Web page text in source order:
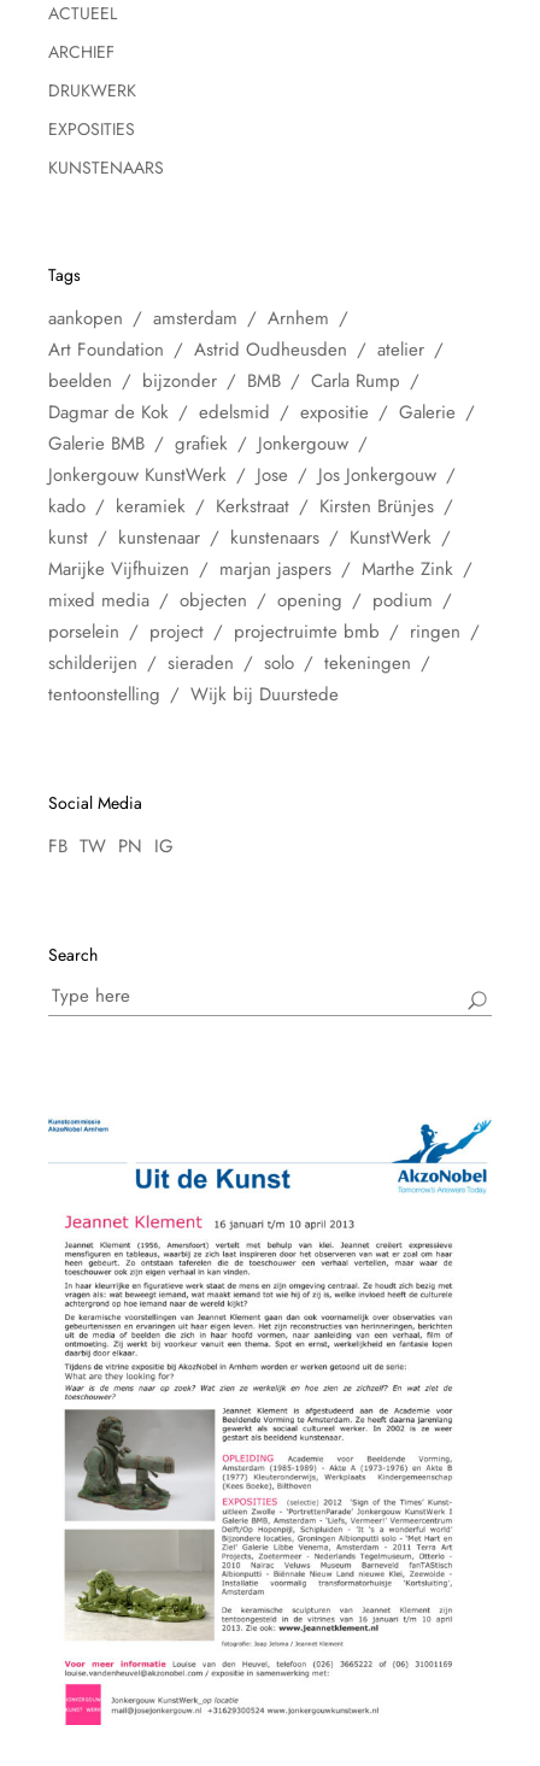
ACTUEEL
ARCHIEF
DRUKWERK
EXPOSITIES
KUNSTENAARS
Tags
aankopen amsterdam
Arnhem
Art Foundation
Astrid Oudheusden
atelier
beelden
bijzonder BMB
Carla Rump
Dagmar de Kok
edelsmid expositie
Galerie
Galerie BMB
grafiek
Jonkergouw
Jonkergouw KunstWerk
Jose
Jos Jonkergouw
kado
keramiek Kerkstraat
Kirsten Brünjes
kunst
kunstenaar kunstenaars
KunstWerk
Marijke Vijfhuizen
marjan jaspers
Marthe Zink
mixed media
objecten opening
podium
porselein
project projectruimte bmb
ringen
schilderijen
sieraden solo
tekeningen
tentoonstelling
Wijk bij Duurstede
Social Media
FB TW PN IG
Search
Search
for: